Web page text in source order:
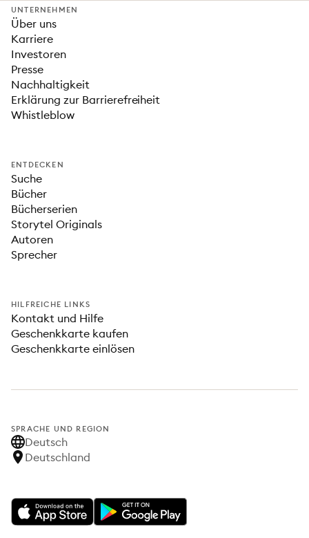
UNTERNEHMEN
Über uns
Karriere
Investoren
Presse
Nachhaltigkeit
Erklärung zur Barrierefreiheit
Whistleblow
ENTDECKEN
Suche
Bücher
Bücherserien
Storytel Originals
Autoren
Sprecher
HILFREICHE LINKS
Kontakt und Hilfe
Geschenkkarte kaufen
Geschenkkarte einlösen
SPRACHE UND REGION
Deutsch
Deutschland